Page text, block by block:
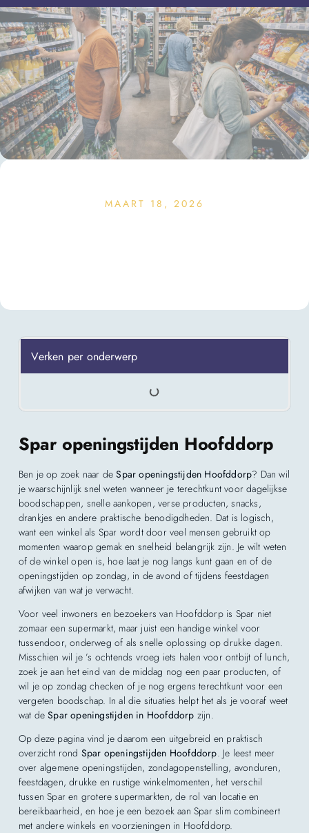
MAART 18, 2026
Spar openingstijden Hoofddorp
Ben je op zoek naar deSpar openingstijden Hoofddorp? Dan wil
je waarschijnlijk snel weten wanneer je terechtkunt voor dagelijkse
boodschappen, snelle aankopen, verse producten, snacks,
drankjes en andere praktische benodigdheden. Dat is logisch,
want een winkel als Spar wordt door veel mensen gebruikt op
momenten waarop gemak en snelheid belangrijk zijn. Je wilt weten
of de winkel open is, hoe laat je nog langs kunt gaan en of de
openingstijden op zondag, in de avond of tijdens feestdagen
afwijken van wat je verwacht.
Voor veel inwoners en bezoekers van Hoofddorp is Spar niet
zomaar een supermarkt, maar juist een handige winkel voor
tussendoor, onderweg of als snelle oplossing op drukke dagen.
Misschien wil je ’s ochtends vroeg iets halen voor ontbijt of lunch,
zoek je aan het eind van de middag nog een paar producten, of
wil je op zondag checken of je nog ergens terechtkunt voor een
vergeten boodschap. In al die situaties helpt het als je vooraf weet
wat deSpar openingstijden in Hoofddorp zijn.
Op deze pagina vind je daarom een uitgebreid en praktisch
overzicht rond Spar openingstijden Hoofddorp. Je leest meer
over algemene openingstijden, zondagopenstelling, avonduren,
feestdagen, drukke en rustige winkelmomenten, het verschil
tussen Spar en grotere supermarkten, de rol van locatie en
bereikbaarheid, en hoe je een bezoek aan Spar slim combineert
met andere winkels en voorzieningen in Hoofddorp.
Verken per onderwerp